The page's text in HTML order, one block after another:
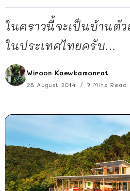
ในคราวนี้จะเป็นบ้านตั
ในประเทศไทยครับ...
Wiroon Kaewkamonrat
28 August 2014 7 Mins Read